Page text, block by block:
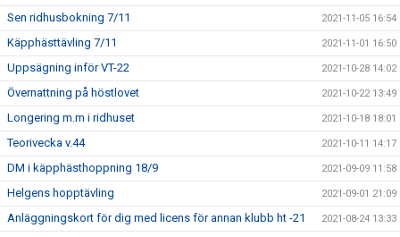
Sen ridhusbokning 7/11 2021-11-05 16:54
Käpphästtävling 7/11 2021-11-01 16:50
Uppsägning inför VT-22 2021-10-28 14:02
Övernattning på höstlovet 2021-10-22 13:49
Longering m.m i ridhuset 2021-10-18 18:01
Teorivecka v.44 2021-10-11 14:17
DM i käpphästhoppning 18/9 2021-09-09 11:58
Helgens hopptävling 2021-09-01 21:09
Anläggningskort för dig med licens för annan klubb ht -21 2021-08-24 13:33